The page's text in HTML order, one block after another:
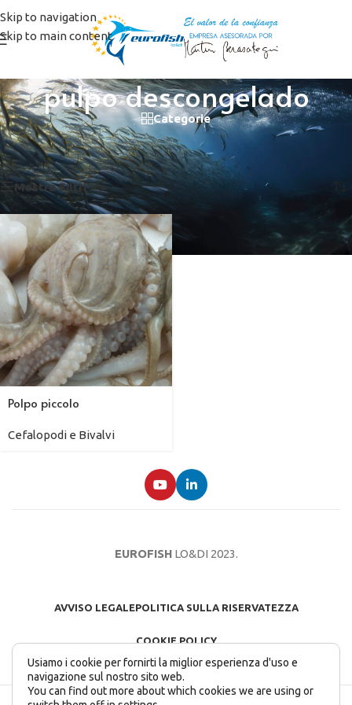
Skip to navigation
Skip to main content
pulpo descongelado
Categorie
Home/Prodotti taggati “pulpo descongelado”
Visualizzazione del risultato
Mostra Filtri
Polpo piccolo
Cefalopodi e Bivalvi
EUROFISHLO&DI 2023.
AVVISO LEGALEPOLITICA SULLA RISERVATEZZA
COOKIE POLICY
Usiamo i cookie per fornirti la miglior esperienza d'uso e
navigazione sul nostro sito web.
You can find out more about which cookies we are using or